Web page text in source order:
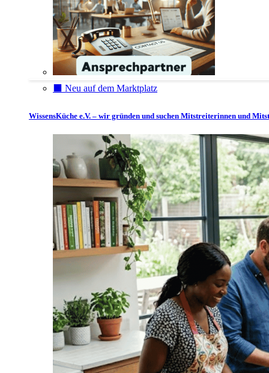
⬛️ Neu auf dem Marktplatz
WissensKüche e.V. – wir gründen und suchen Mitstreiterinnen und